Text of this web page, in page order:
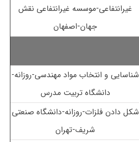
غیرانتفاعی-موسسه غیرانتفاعی نقش
جهان-اصفهان
شناسایی و انتخاب مواد مهندسی-روزانه-
دانشگاه تربیت مدرس
شکل دادن فلزات-روزانه-دانشگاه صنعتی
شریف-تهران